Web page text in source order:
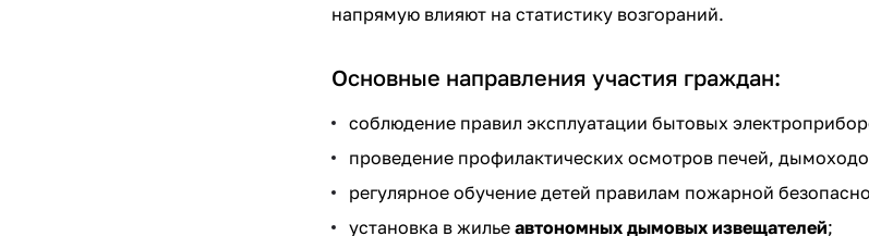
напрямую влияют на статистику возгораний.
Основные направления участия граждан:
соблюдение правил эксплуатации бытовых
проведение профилактических осмотров печей,
регулярное обучение детей правилам пожарной
установка в жилье автономных дымовых извещателей;